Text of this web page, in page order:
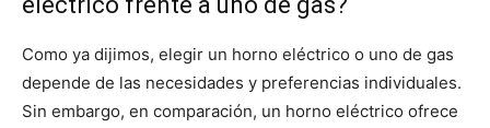
Como ya dijimos, elegir un horno eléctrico o uno de gas
depende de las necesidades y preferencias individuales.
Sin embargo, en comparación, un horno eléctrico ofrece